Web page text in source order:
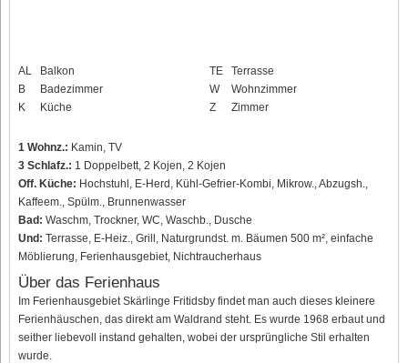
AL
Balkon
B
Badezimmer
K
Küche
TE
Terrasse
W
Wohnzimmer
Z
Zimmer
1 Wohnz.: Kamin, TV
3 Schlafz.: 1 Doppelbett, 2 Kojen, 2 Kojen
Off. Küche: Hochstuhl, E-Herd, Kühl-Gefrier-Kombi, Mikrow., Abzugsh.,
Kaffeem., Spülm., Brunnenwasser
Bad: Waschm, Trockner, WC, Waschb., Dusche
Und: Terrasse, E-Heiz., Grill, Naturgrundst. m. Bäumen 500 m², einfache
Möblierung, Ferienhausgebiet, Nichtraucherhaus
Über das Ferienhaus
Im Ferienhausgebiet Skärlinge Fritidsby findet man auch dieses kleinere
Ferienhäuschen, das direkt am Waldrand steht. Es wurde 1968 erbaut und
seither liebevoll instand gehalten, wobei der ursprüngliche Stil erhalten
wurde.